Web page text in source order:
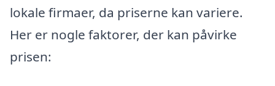
lokale firmaer, da priserne kan variere.
Her er nogle faktorer, der kan påvirke
prisen: